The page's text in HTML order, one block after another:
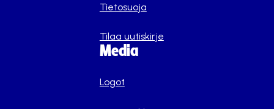
Tietosuoja
Tilaa uutiskirje
Media
Logot